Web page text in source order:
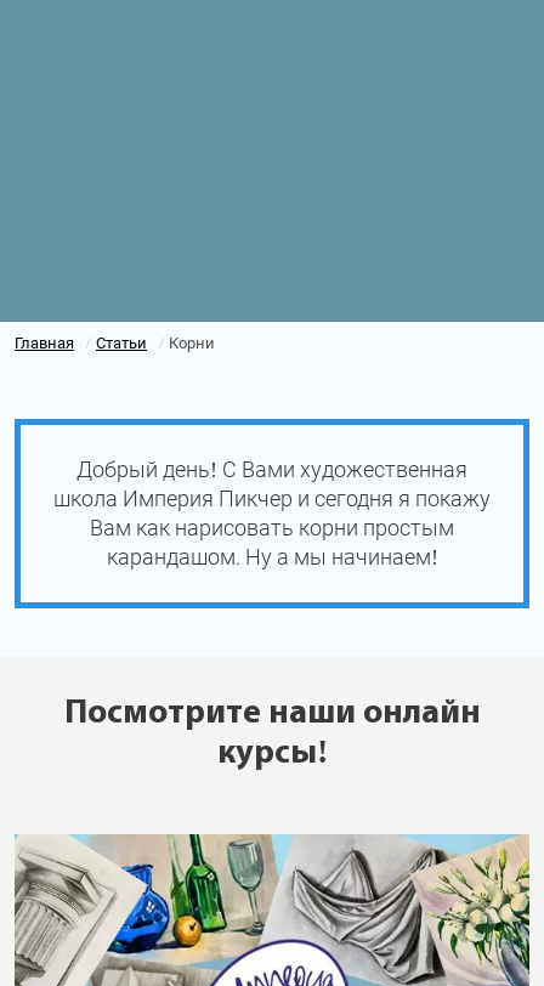
Главная / Статьи / Корни
Добрый день! С Вами художественная
школа Империя Пикчер и сегодня я покажу
Вам как нарисовать корни простым
карандашом. Ну а мы начинаем!
Посмотрите наши онлайн
курсы!